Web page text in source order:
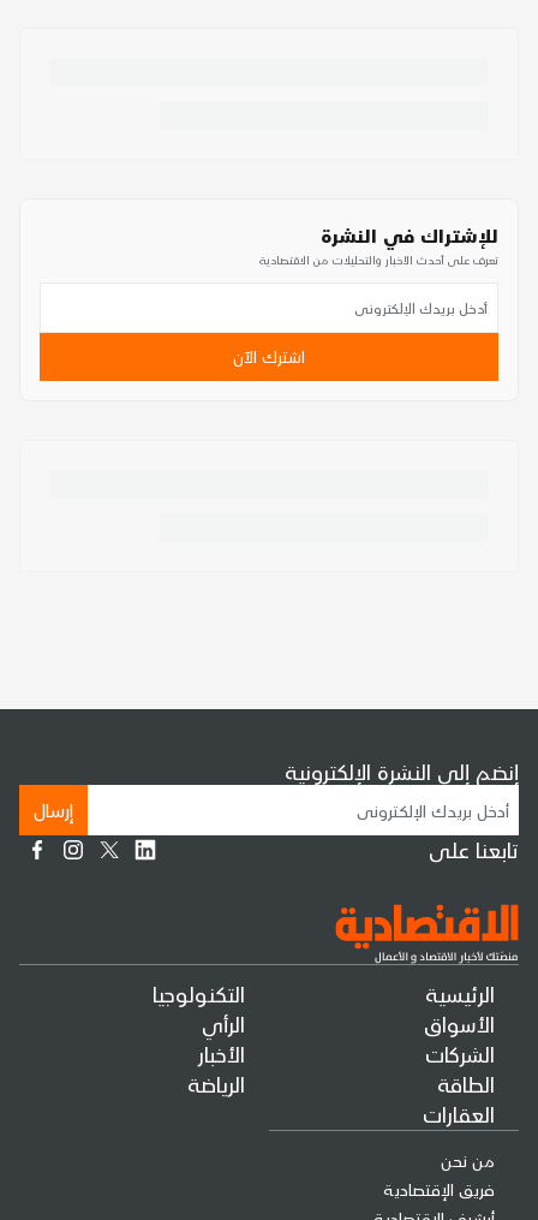
للإشتراك في النشرة
تعرف على أحدث الأخبار والتحليلات من الاقتصادية
اشترك الآن
الرئيسية
الأسواق
الشركات
الطاقة
العقارات
التكنولوجيا
الرأي
الأخبار
الرياضة
من نحن
فريق الإقتصادية
إنضم إلى النشرة الإلكترونية
إرسال
تابعنا على